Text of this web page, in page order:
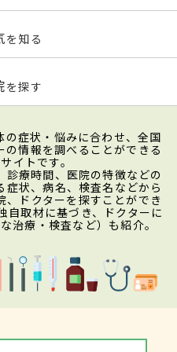
を知る
を探す
の症状・悩みに合わせ、全国
情報を調べることができる
イトです。
療時間、医院の特徴などの
状、病名、検査名などから
ドクターを探すことができ
自取材に基づき、ドクターに
治療・検査など）も紹介。